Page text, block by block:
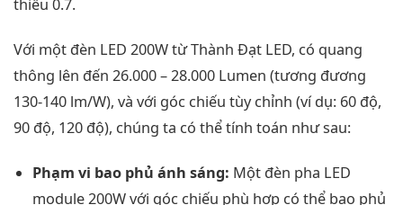
thiểu 0.7.
Với một đèn LED 200W từ Thành Đạt LED, có quang
thông lên đến 26.000 – 28.000 Lumen (tương đương
130-140 lm/W), và với góc chiếu tùy chỉnh (ví dụ: 60 độ,
90 độ, 120 độ), chúng ta có thể tính toán như sau:
Phạm vi bao phủ ánh sáng: Một đèn pha LED
module 200W với góc chiếu phù hợp có thể bao phủ